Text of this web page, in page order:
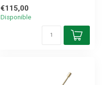
€115,00
Disponible